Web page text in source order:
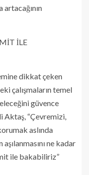
İLE
dikkat çeken
çalışmaların temel
güvence
Aktaş, “Çevremizi,
aslında
ne kadar
ile bakabiliriz”